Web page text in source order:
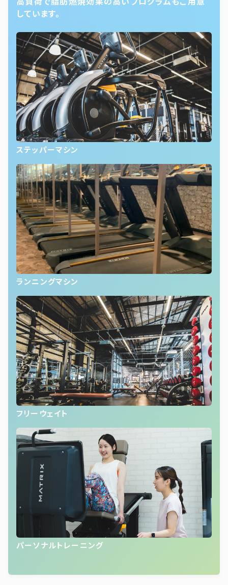
しています。
ステッパーマシン
ランニングマシン
フリーウェイト
パーソナルトレーニング